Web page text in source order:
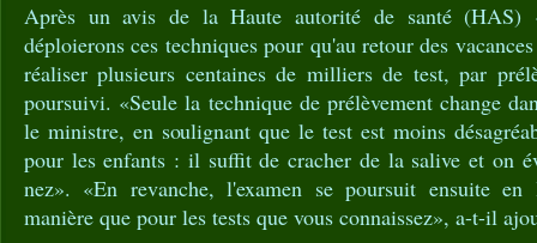
Après un avis de la Haute autorité de santé (HAS)
déploierons ces techniques pour qu'au retour des
réaliser plusieurs centaines de milliers de test, par
poursuivi. «Seule la technique de prélèvement change
le ministre, en soulignant que le test est moins
pour les enfants : il suffit de cracher de la salive et on
nez». «En revanche, l'examen se poursuit ensuite
manière que pour les tests que vous connaissez», a-t-il